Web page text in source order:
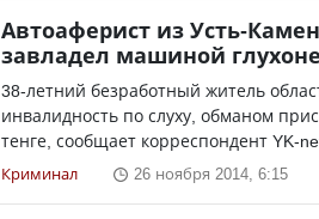
Автоаферист из Усть-
завладел машиной
38-летний безработный житель
инвалидность по слуху, обманом
тенге, сообщает корреспондент YK-
Криминал 26 ноября 2014, 6:15